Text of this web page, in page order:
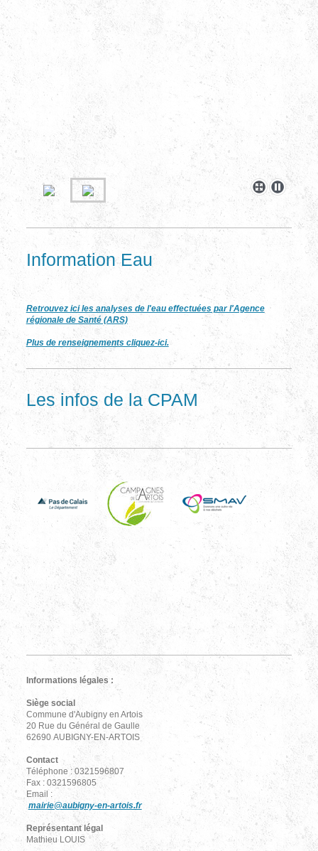
Information Eau
Retrouvez ici les analyses de l'eau effectuées par l'Agence
régionale de Santé (ARS)
Plus de renseignements cliquez-ici.
Les infos de la CPAM
Informations légales :
Siège social
Commune d'Aubigny en Artois
20 Rue du Général de Gaulle
62690 AUBIGNY-EN-ARTOIS
Contact
Téléphone : 0321596807
Fax : 0321596805
Email :
mairie@aubigny-en-artois.fr
Représentant légal
Mathieu LOUIS